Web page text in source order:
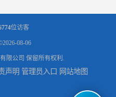
位访客
08-06
限公司 保留所有权利.
声明 管理员入口 网站地图